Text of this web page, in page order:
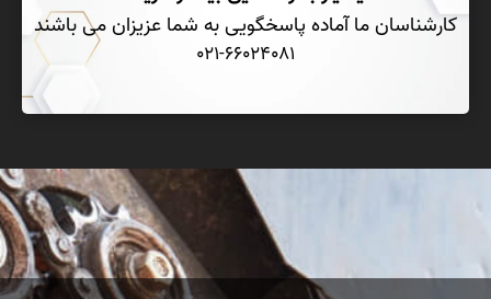
کارشناسان ما آماده پاسخگویی به شما عزیزان می باشند
021-66024081